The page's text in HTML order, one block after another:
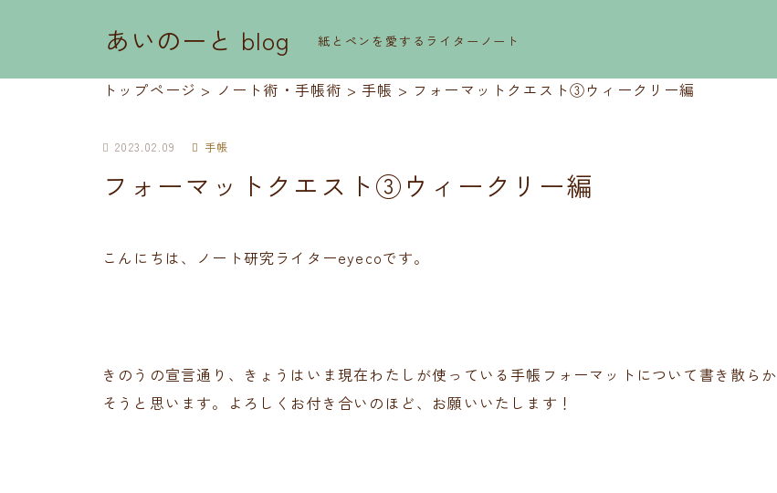
あいのーと blog 紙とペンを愛するライターノート
トップページ > ノート術・手帳術 >手帳 > フォーマットクエスト③ウィークリー編
2023.02.09 手帳
フォーマットクエスト③ウィークリー編
こんにちは、ノート研究ライターeyecoです。
きのうの宣言通り、きょうはいま現在わたしが使っている手帳フォーマットについて書き散らか
そうと思います。よろしくお付き合いのほど、お願いいたします！